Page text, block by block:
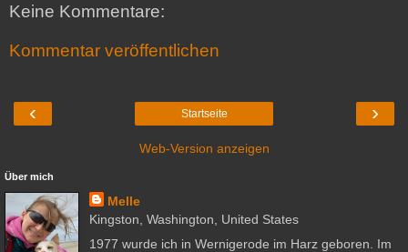
Keine Kommentare:
Kommentar veröffentlichen
‹ ›
Startseite
Web-Version anzeigen
Über mich
Melle
Kingston, Washington, United States
1977 wurde ich in Wernigerode im Harz geboren. Im